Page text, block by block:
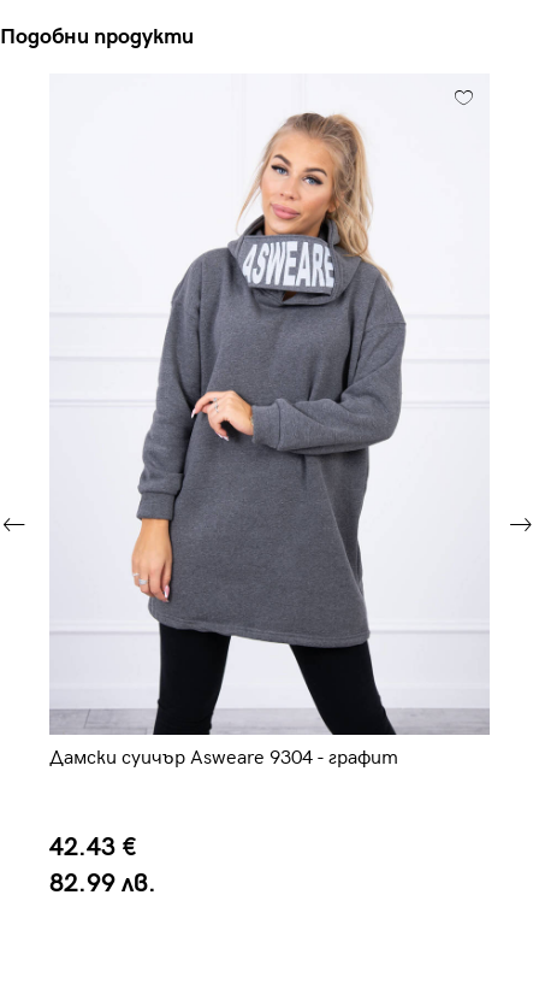
Подобни продукти
Дамски суичър Asweare 9304 - графит
42.43 €
82.99 лв.